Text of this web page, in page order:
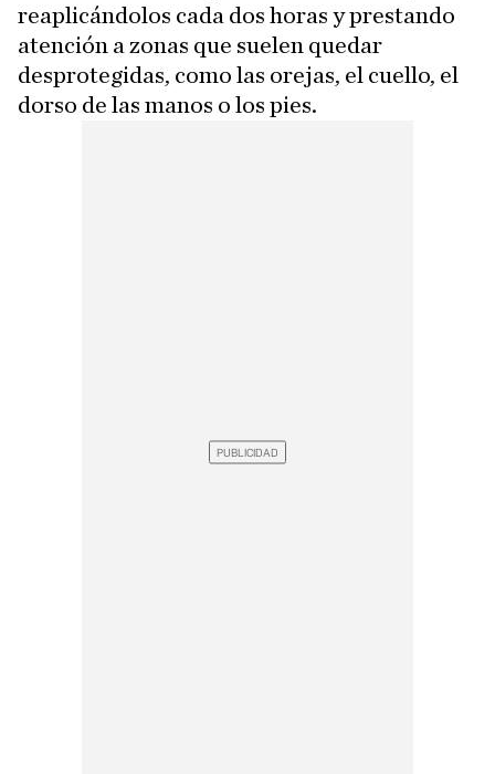
reaplicándolos cada dos horas y prestando
atención a zonas que suelen quedar
desprotegidas, como las orejas, el cuello, el
dorso de las manos o los pies.